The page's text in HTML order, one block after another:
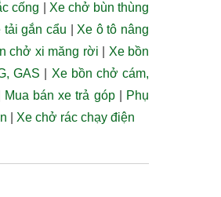
cống
Xe chở bùn thùng
tải gắn cẩu
Xe ô tô nâng
chở xi măng rời
Xe bồn
GAS
Xe bồn chở cám,
Mua bán xe trả góp|
Phụ
Xe chở rác chạy điện